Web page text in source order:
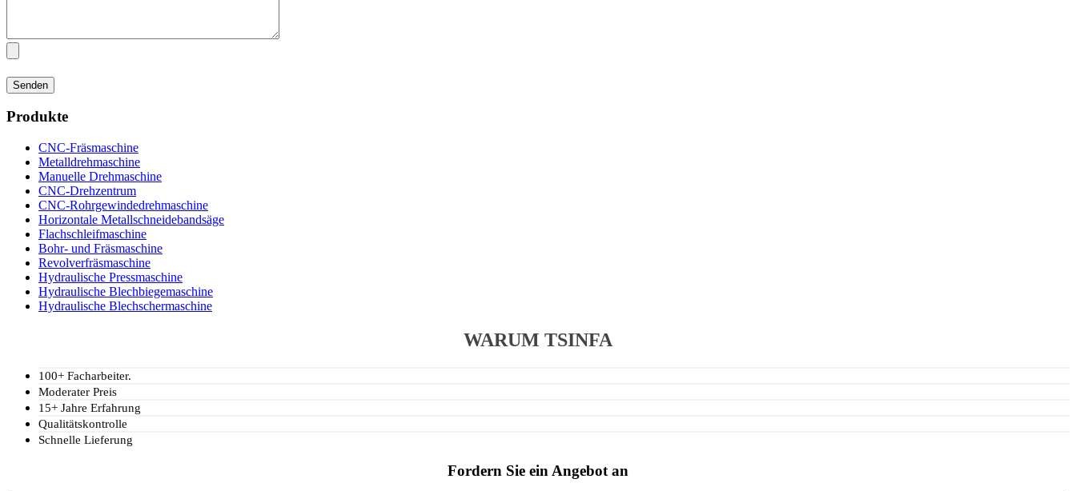
Produkte
CNC-Fräsmaschine
Metalldrehmaschine
Manuelle Drehmaschine
CNC-Drehzentrum
CNC-Rohrgewindedrehmaschine
Horizontale Metallschneidebandsäge
Flachschleifmaschine
Bohr- und Fräsmaschine
Revolverfräsmaschine
Hydraulische Pressmaschine
Hydraulische Blechbiegemaschine
Hydraulische Blechschermaschine
WARUM TSINFA
100+ Facharbeiter.
Moderater Preis
15+ Jahre Erfahrung
Qualitätskontrolle
Schnelle Lieferung
Fordern Sie ein Angebot an